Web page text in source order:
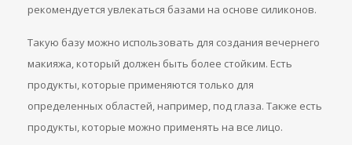
рекомендуется увлекаться базами на основе силиконов.
Такую базу можно использовать для создания вечернего
макияжа, который должен быть более стойким. Есть
продукты, которые применяются только для
определенных областей, например, под глаза. Также есть
продукты, которые можно применять на все лицо.